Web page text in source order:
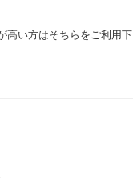
高い方はそちらをご利用下